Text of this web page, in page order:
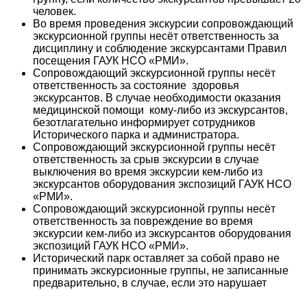
человек.
Во время проведения экскурсии сопровождающий
экскурсионной группы несёт ответственность за
дисциплину и соблюдение экскурсантами Правил
посещения ГАУК НСО «РМИ».
Сопровождающий экскурсионной группы несёт
ответственность за состояние здоровья
экскурсантов. В случае необходимости оказания
медицинской помощи кому-либо из экскурсантов,
безотлагательно информирует сотрудников
Исторического парка и администратора.
Сопровождающий экскурсионной группы несёт
ответственность за срыв экскурсии в случае
выключения во время экскурсии кем-либо из
экскурсантов оборудования экспозиций ГАУК НСО
«РМИ».
Сопровождающий экскурсионной группы несёт
ответственность за повреждение во время
экскурсии кем-либо из экскурсантов оборудования
экспозиций ГАУК НСО «РМИ».
Исторический парк оставляет за собой право не
принимать экскурсионные группы, не записанные
предварительно, в случае, если это нарушает